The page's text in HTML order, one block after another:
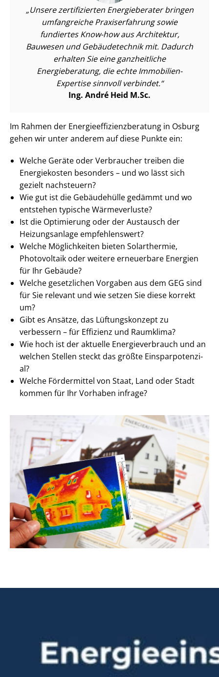
Unsere zertifizierten Energieberater bringen
umfangreiche Praxiserfahrung sowie
fundiertes Know-how aus Architektur,
Bauwesen und Gebäudetechnik mit. Dadurch
erhalten Sie eine ganzheitliche
Energieberatung, die echte Immobilien-
Expertise sinnvoll verbindet.
Ing. André Heid M.Sc.
Im Rahmen der En­er­gie­ef­fi­zi­enz­be­ra­tung in Osburg
gehen wir unter anderem auf diese Punkte ein:
Welche Geräte oder Verbraucher treiben die
Energiekosten besonders – und wo lässt sich
gezielt nachsteuern?
Wie gut ist die Gebäudehülle gedämmt und wo
entstehen typische Wärmeverluste?
Ist die Optimierung oder der Austausch der
Heizungsanlage empfehlenswert?
Welche Möglichkeiten bieten Solarthermie,
Photovoltaik oder weitere erneuerbare Energien
für Ihr Gebäude?
Welche gesetzlichen Vorgaben aus dem GEG sind
für Sie relevant und wie setzen Sie diese korrekt
um?
Gibt es Ansätze, das Lüftungskonzept zu
verbessern – für Effizienz und Raumklima?
Wie hoch ist der aktuelle En­er­gie­ver­brauch und an
welchen Stellen steckt das größte Ein­spar­po­ten­zi­
al?
Welche Fördermittel von Staat, Land oder Stadt
kommen für Ihr Vorhaben infrage?